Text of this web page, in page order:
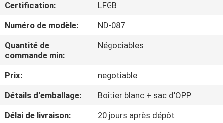
PROPOS
DE
NOUS
VISITE
DE
L'USINE
Certification:
LFGB
Numéro de modèle:
ND-087
Quantité de
commande min:
Négociables
Prix:
negotiable
Détails d'emballage:
Boîtier blanc + sac d'OPP
Délai de livraison:
20 jours après dépôt